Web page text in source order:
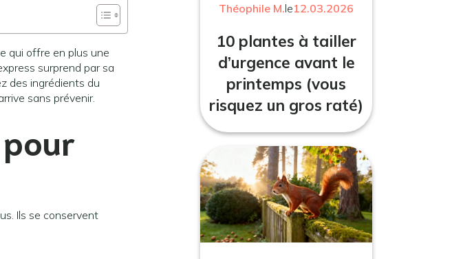
qui offre en plus une
surprend par sa
des ingrédients du
sans prévenir.
Ils se conservent
Théophile M.le12.03.2026
10 plantes à tailler
d’urgence avant le
printemps (vous
risquez un gros raté)